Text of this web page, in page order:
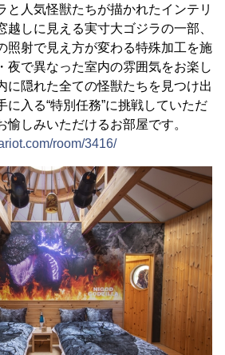
と人気怪獣たちが描かれたインテリ
越しに見える実寸大ゴジラの一部、
照射で見え方が変わる特殊加工を施
夜で異なった室内の雰囲気をお楽し
に隠れた全ての怪獣たちを見つけ出
に入る“特別任務”に挑戦していただ
愉しみいただけるお部屋です。
room/3416/